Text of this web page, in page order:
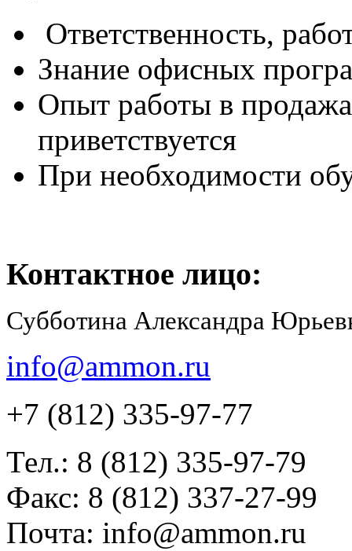
Ответственность,
Знание офисных
Опыт работы в
приветствуется
При необходимости
Контактное лицо:
Субботина Александра
info@ammon.ru
+7 (812) 335-97-77
Тел.: 8 (812) 335-97-79
Факс: 8 (812) 337-27-99
Почта: info@ammon.ru